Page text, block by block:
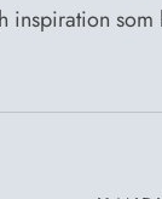
inspiration